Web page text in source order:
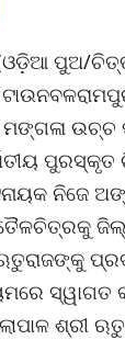
(ଓଡ଼ିଆ ପୁଅ/
ମଙ୍ଗଳା
ନିଜେ
ସ୍ୱାଗତ
ଶ୍ରୀ